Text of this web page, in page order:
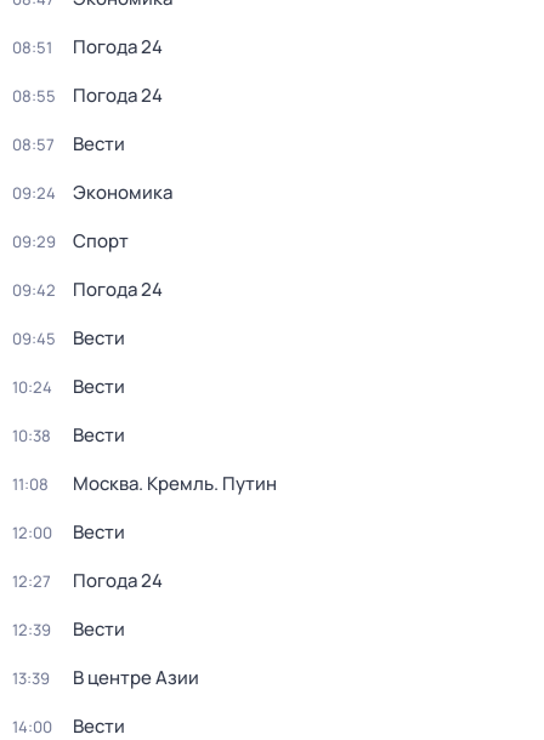
08:51 Погода 24
08:55 Погода 24
08:57 Вести
09:24 Экономика
09:29 Спорт
09:42 Погода 24
09:45 Вести
10:24 Вести
10:38 Вести
11:08 Москва. Кремль. Путин
12:00 Вести
12:27 Погода 24
12:39 Вести
13:39 В центре Азии
14:00 Вести